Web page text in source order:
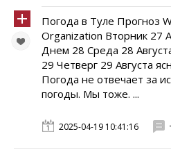
Погода в Туле Прогноз
Organization Вторник 27
Днем 28 Среда 28
29 Четверг 29 Августа
Погода не отвечает за
погоды. Мы тоже. ...
2025-04-19 10:41:16